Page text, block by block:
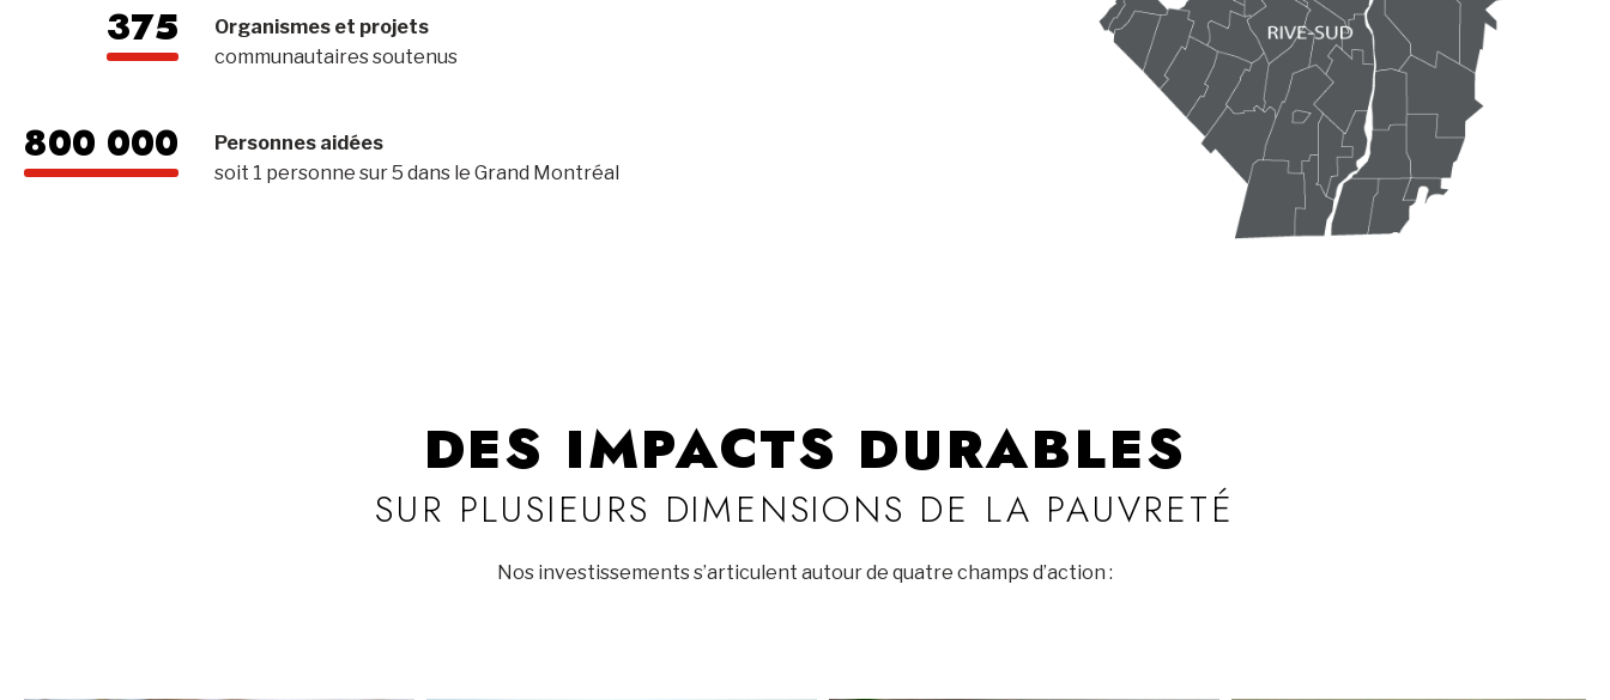
375
Organismes et projets
communautaires soutenus
800 000
Personnes aidées
soit 1 personne sur 5 dans le Grand Montréal
DES IMPACTS DURABLES
SUR PLUSIEURS DIMENSIONS DE LA PAUVRETÉ
Nos investissements s’articulent autour de quatre champs d’action :